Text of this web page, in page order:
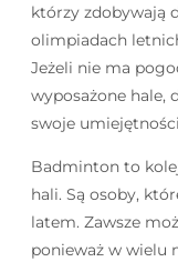
którzy zdobywają
olimpiadach
Jeżeli nie ma
wyposażone hale,
swoje
Badminton to
hali. Są osoby,
latem. Zawsze
ponieważ w wielu